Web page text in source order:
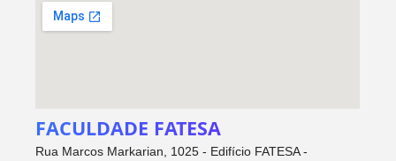
FACULDADE FATESA
Rua Marcos Markarian, 1025 - Edifício FATESA -